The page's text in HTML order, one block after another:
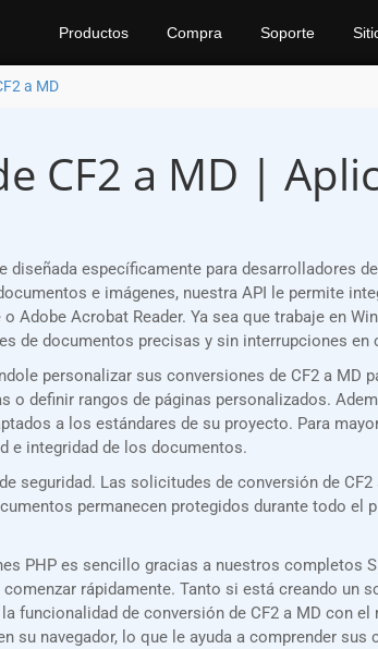
Productos Compra Soporte
a MD
CF2 a MD |
diseñada específicamente para desarrolladores
e imágenes, nuestra API le permite
Acrobat Reader. Ya sea que trabaje en
de documentos precisas y sin interrupciones en
personalizar sus conversiones de CF2 a MD
definir rangos de páginas personalizados.
a los estándares de su proyecto. Para
e integridad de los documentos.
seguridad. Las solicitudes de conversión de
permanecen protegidos durante todo
PHP es sencillo gracias a nuestros completos
rápidamente. Tanto si está creando un
funcionalidad de conversión de CF2 a MD con
su navegador, lo que le ayuda a comprender